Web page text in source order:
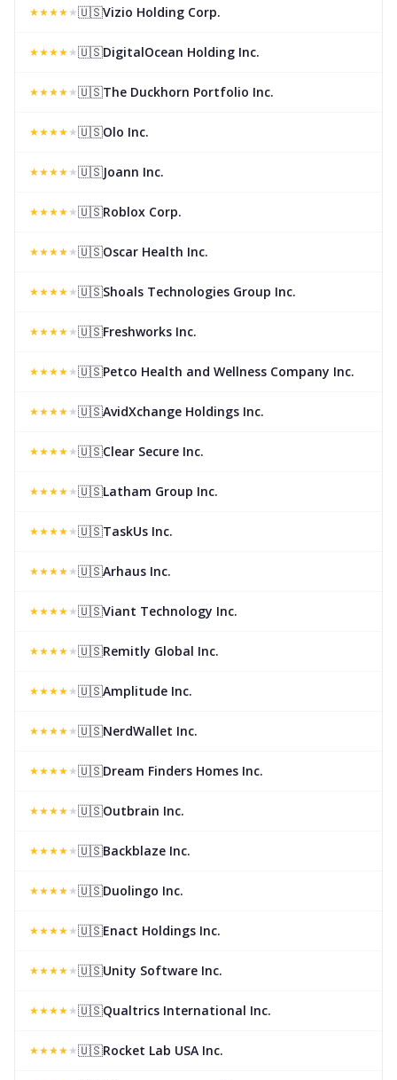
★★★★★🇺🇸Vizio Holding Corp.
★★★★★🇺🇸DigitalOcean Holding Inc.
★★★★★🇺🇸The Duckhorn Portfolio Inc.
★★★★★🇺🇸Olo Inc.
★★★★★🇺🇸Joann Inc.
★★★★★🇺🇸Roblox Corp.
★★★★★🇺🇸Oscar Health Inc.
★★★★★🇺🇸Shoals Technologies Group Inc.
★★★★★🇺🇸Freshworks Inc.
★★★★★🇺🇸Petco Health and Wellness Company Inc.
★★★★★🇺🇸AvidXchange Holdings Inc.
★★★★★🇺🇸Clear Secure Inc.
★★★★★🇺🇸Latham Group Inc.
★★★★★🇺🇸TaskUs Inc.
★★★★★🇺🇸Arhaus Inc.
★★★★★🇺🇸Viant Technology Inc.
★★★★★🇺🇸Remitly Global Inc.
★★★★★🇺🇸Amplitude Inc.
★★★★★🇺🇸NerdWallet Inc.
★★★★★🇺🇸Dream Finders Homes Inc.
★★★★★🇺🇸Outbrain Inc.
★★★★★🇺🇸Backblaze Inc.
★★★★★🇺🇸Duolingo Inc.
★★★★★🇺🇸Enact Holdings Inc.
★★★★★🇺🇸Unity Software Inc.
★★★★★🇺🇸Qualtrics International Inc.
★★★★★🇺🇸Rocket Lab USA Inc.